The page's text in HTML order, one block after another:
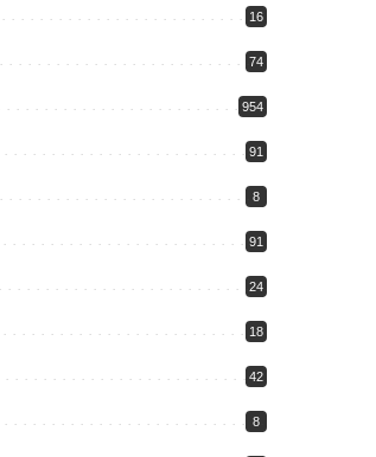
16
74
954
91
8
91
24
18
42
8